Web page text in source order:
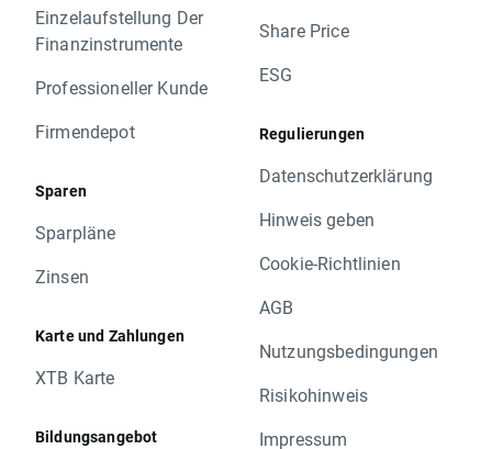
Einzelaufstellung Der
Finanzinstrumente
Professioneller Kunde
Firmendepot
Sparen
Sparpläne
Zinsen
Karte und Zahlungen
XTB Karte
Bildungsangebot
Share Price
ESG
Regulierungen
Datenschutzerklärung
Hinweis geben
Cookie-Richtlinien
AGB
Nutzungsbedingungen
Risikohinweis
Impressum